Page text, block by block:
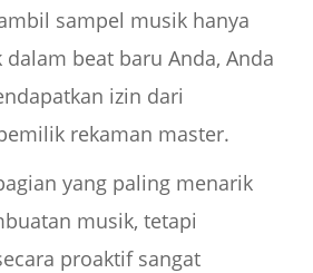
sampel musik hanya
beat baru Anda, Anda
izin dari
rekaman master.
yang paling menarik
musik, tetapi
proaktif sangat